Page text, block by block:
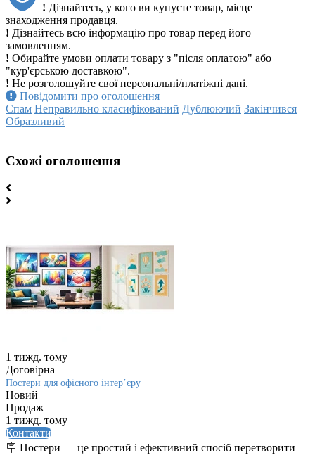
! Дізнайтесь, у кого ви купуєте товар, місце
знаходження продавця.
! Дізнайтесь всю інформацію про товар перед його
замовленням.
! Обирайте умови оплати товару з "після оплатою" або
"кур'єрською доставкою".
! Не розголошуйте свої персональні/платіжні дані.
Повідомити про оголошення
Спам Неправильно класифікований Дублюючий Закінчився
Образливий
Схожі оголошення
1 тижд. тому
Договірна
Постери для офісного інтер’єру
Новий
Продаж
1 тижд. тому
Контакти
🪧 Постери — це простий і ефективний спосіб перетворити